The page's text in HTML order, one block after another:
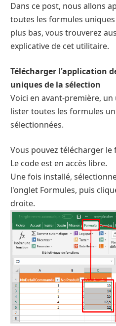
Dans ce post, nous allons
toutes les formules
plus bas, vous trouverez
explicative de cet utilitaire.
Télécharger l'application
uniques de la sélection
Voici en avant-première,
lister toutes les formules
sélectionnées.
Vous pouvez télécharger le
Le code est en accès libre.
Une fois installé,
l'onglet Formules, puis
droite.